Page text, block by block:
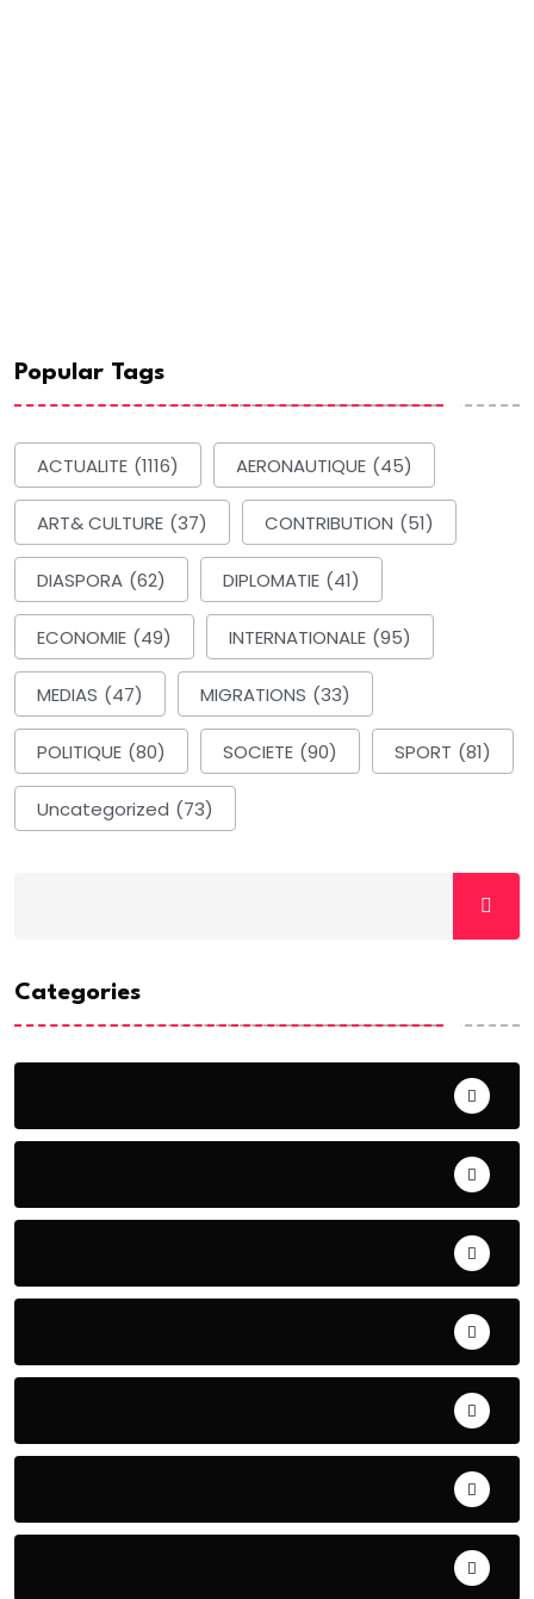
Popular Tags
ACTUALITE (1116) AERONAUTIQUE (45)
ART& CULTURE (37) CONTRIBUTION (51)
DIASPORA (62) DIPLOMATIE (41)
ECONOMIE (49) INTERNATIONALE (95)
MEDIAS (47) MIGRATIONS (33)
POLITIQUE (80) SOCIETE (90) SPORT (81)
Uncategorized (73)
Categories